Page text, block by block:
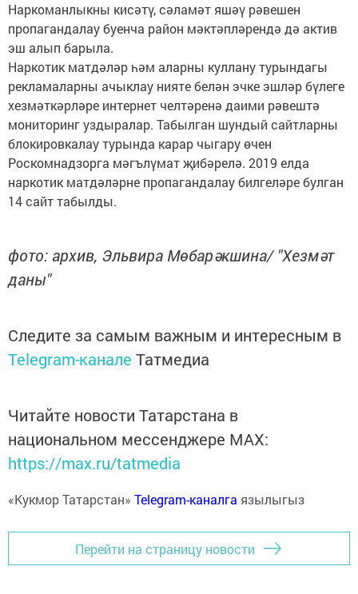
Наркоманлыкны кисәтү, сәламәт яшәү рәвешен
пропагандалау буенча район мәктәпләрендә дә актив
эш алып барыла.
Наркотик матдәләр һәм аларны куллану турындагы
рекламаларны ачыклау нияте белән эчке эшләр бүлеге
хезмәткәрләре интернет челтәренә даими рәвештә
мониторинг уздыралар. Табылган шундый сайтларны
блокировкалау турында карар чыгару өчен
Роскомнадзорга мәгълүмат җибәрелә. 2019 елда
наркотик матдәләрне пропагандалау билгеләре булган
14 сайт табылды.
фото: архив, Эльвира Мөбарәкшина/ "Хезмәт
даны"
Следите за самым важным и интересным в
Telegram-канале Татмедиа
Читайте новости Татарстана в
национальном мессенджере MАХ:
https://max.ru/tatmedia
«Кукмор Татарстан» Telegram-каналга язылыгыз
Перейти на страницу новости